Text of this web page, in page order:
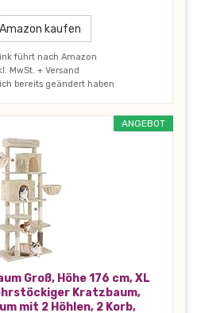
kaufen
führt nach Amazon
MwSt. + Versand
bereits geändert haben
ANGEBOT
Groß, Höhe 176 cm, XL
Kratzbaum,
mit 2 Höhlen, 2 Korb,